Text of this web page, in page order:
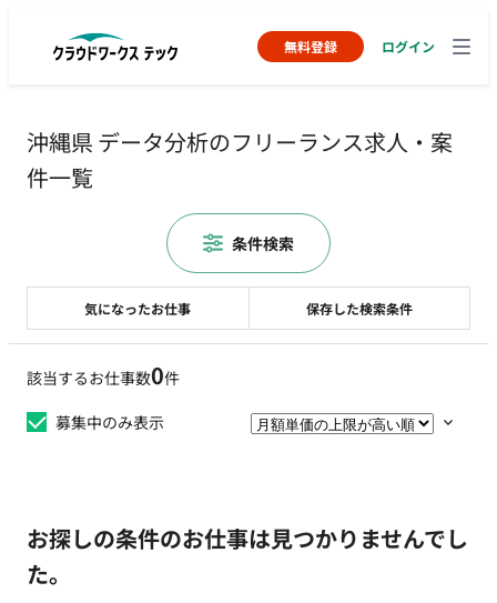
無料登録 ログイン
沖縄県 データ分析のフリーランス求人・案
件一覧
該当するお仕事数0件
募集中のみ表示
お探しの条件のお仕事は見つかりませんでし
た。
気になったお仕事 保存した検索条件
条件検索